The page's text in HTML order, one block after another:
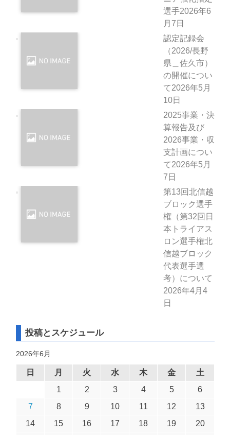
選手2026年6
月7日
認定記録会
（2026/長野
県＿佐久市）
の開催につい
て2026年5月
10日
2025事業・決
算報告及び
2026事業・収
支計画につい
て2026年5月
7日
第13回北信越
ブロック選手
権（第32回日
本トライアス
ロン選手権北
信越ブロック
代表選手選
考）について
2026年4月4
日
投稿とスケジュール
2026年6月
日 月 火 水 木 金 土
1 2 3 4 5
6
7
8 9 10 11 12
13
14
15 16 17 18 19
20